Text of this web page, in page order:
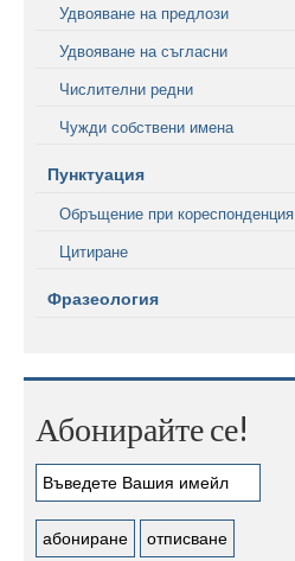
Удвояване на предлози
Удвояване на съгласни
Числителни редни
Чужди собствени имена
Пунктуация
Обръщение при кореспонденция
Цитиране
Фразеология
Абонирайте се!